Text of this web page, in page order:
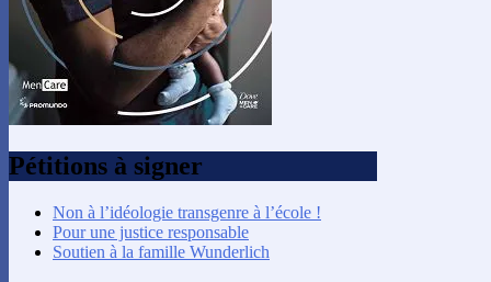
Pétitions à signer
Non à l’idéologie transgenre à l’école !
Pour une justice responsable
Soutien à la famille Wunderlich